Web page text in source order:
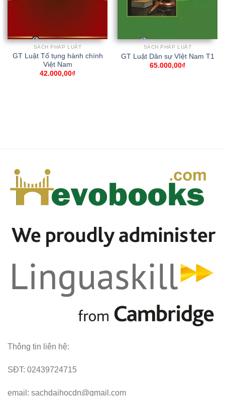
SÁCH PHÁP LUẬT
GT Luật Tố tụng hành chính
Việt Nam
42.000,00₫
SÁCH PHÁP LUẬT
GT Luật Dân sự VIệt Nam T1
65.000,00₫
Thông tin liên hệ:
SĐT: 02439724715
email: sachdaihocdn@gmail.com